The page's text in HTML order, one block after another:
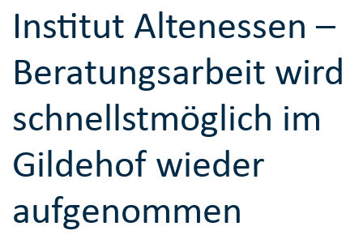
Institut Altenessen –
Beratungsarbeit wird
schnellstmöglich im
Gildehof wieder
aufgenommen